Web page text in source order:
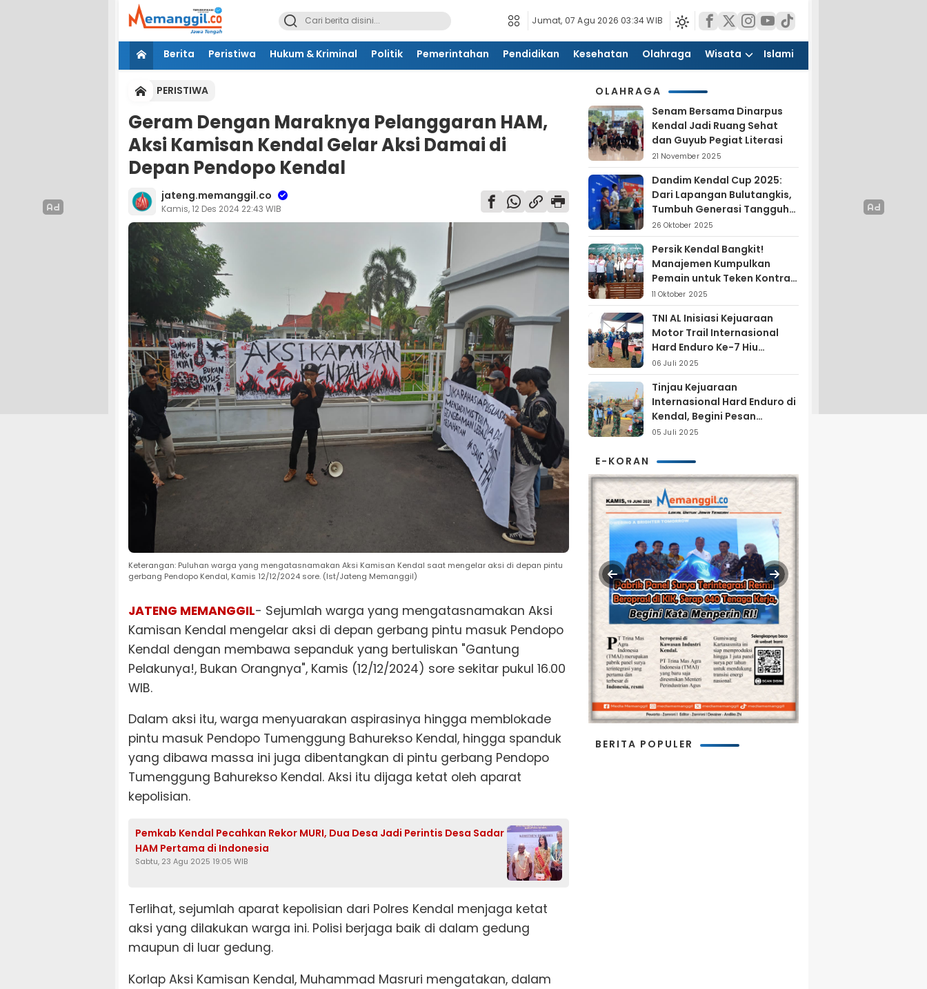
Jumat, 07 Agu 2026 03:34 WIB
Berita Peristiwa Hukum & Kriminal Politik Pemerintahan Pendidikan Kesehatan Olahraga Wisata Islami
PERISTIWA
Geram Dengan Maraknya Pelanggaran HAM,
Aksi Kamisan Kendal Gelar Aksi Damai di
Depan Pendopo Kendal
jateng.memanggil.co
Kamis, 12 Des 2024 22:43 WIB
Keterangan: Puluhan warga yang mengatasnamakan Aksi Kamisan Kendal saat mengelar aksi di depan pintu
gerbang Pendopo Kendal, Kamis 12/12/2024 sore. (Ist/Jateng Memanggil)
JATENG MEMANGGIL- Sejumlah warga yang mengatasnamakan Aksi
Kamisan Kendal mengelar aksi di depan gerbang pintu masuk Pendopo
Kendal dengan membawa sepanduk yang bertuliskan "Gantung
Pelakunya!, Bukan Orangnya", Kamis (12/12/2024) sore sekitar pukul 16.00
WIB.
Dalam aksi itu, warga menyuarakan aspirasinya hingga memblokade
pintu masuk Pendopo Tumenggung Bahurekso Kendal, hingga spanduk
yang dibawa massa ini juga dibentangkan di pintu gerbang Pendopo
Tumenggung Bahurekso Kendal. Aksi itu dijaga ketat oleh aparat
kepolisian.
Pemkab Kendal Pecahkan Rekor MURI, Dua Desa Jadi Perintis Desa Sadar
HAM Pertama di Indonesia
Sabtu, 23 Agu 2025 19:05 WIB
Terlihat, sejumlah aparat kepolisian dari Polres Kendal menjaga ketat
aksi yang dilakukan warga ini. Polisi berjaga baik di dalam gedung
maupun di luar gedung.
Korlap Aksi Kamisan Kendal, Muhammad Masruri mengatakan, dalam
OLAHRAGA
Senam Bersama Dinarpus
Kendal Jadi Ruang Sehat
dan Guyub Pegiat Literasi
21 November 2025
Dandim Kendal Cup 2025:
Dari Lapangan Bulutangkis,
Tumbuh Generasi Tangguh
dan Nasionalis
26 Oktober 2025
Persik Kendal Bangkit!
Manajemen Kumpulkan
Pemain untuk Teken Kontrak
Jelang Liga 4
11 Oktober 2025
TNI AL Inisiasi Kejuaraan
Motor Trail Internasional
Hard Enduro Ke-7 Hiu
Selatan
06 Juli 2025
Tinjau Kejuaraan
Internasional Hard Enduro di
Kendal, Begini Pesan
Laksamana Pertama TNI AL
05 Juli 2025
E-KORAN
BERITA POPULER